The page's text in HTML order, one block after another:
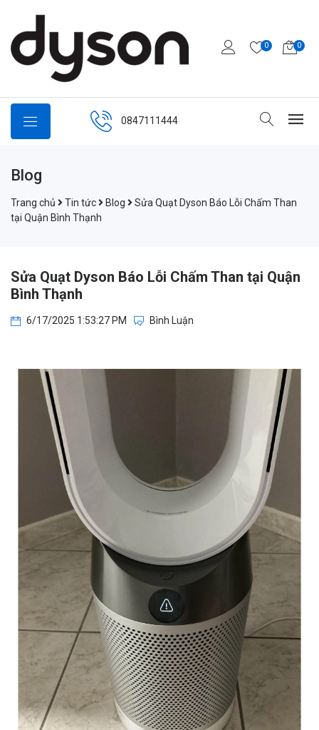
0 0
0847111444
Blog
Trang chủ Tin tức Blog
Sửa Quạt Dyson Báo Lỗi Chấm Than
tại Quận Bình Thạnh
Sửa Quạt Dyson Báo Lỗi Chấm Than tại Quận
Bình Thạnh
6/17/2025 1:53:27 PM Bình Luận